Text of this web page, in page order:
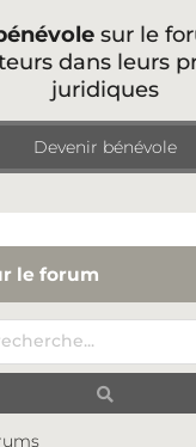
sur le
dans leurs
juridiques
Devenir bénévole
le forum